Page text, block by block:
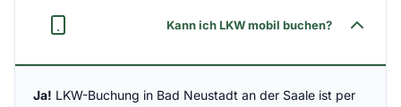
Kann ich LKW mobil buchen?
Ja! LKW-Buchung in Bad Neustadt an der Saale ist per